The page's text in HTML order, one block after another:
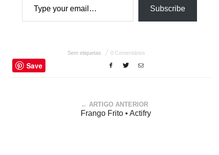
Subscribe
Sem etiquetas 0 Comentários
Save
← ARTIGO ANTERIOR
Frango Frito • Actifry